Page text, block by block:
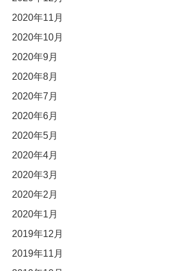
2020年11月
2020年10月
2020年9月
2020年8月
2020年7月
2020年6月
2020年5月
2020年4月
2020年3月
2020年2月
2020年1月
2019年12月
2019年11月